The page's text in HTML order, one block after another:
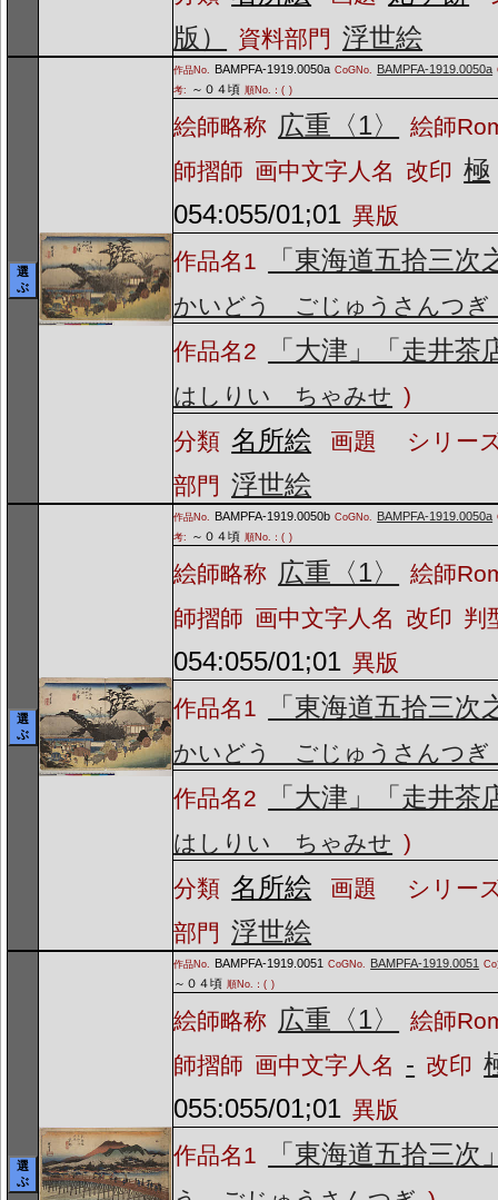
版） 資料部門 浮世絵
選
ぶ
作品No. BAMPFA-1919.0050a CoGNo. BAMPFA-1919.0050a
考:
～０４頃 順No.：( )
絵師略称 広重〈1〉
絵師
師摺師 画中文字人名 改印 極
054:055/01;01 異版
作品名1
「東海道五拾三次
かいどう ごじゅうさんつ
作品名2
「大津」「走井茶
はしりい ちゃみせ )
分類 名所絵 画題
シリー
部門 浮世絵
選
ぶ
作品No. BAMPFA-1919.0050b CoGNo. BAMPFA-1919.0050a
考:
～０４頃 順No.：( )
絵師略称 広重〈1〉
絵師
師摺師 画中文字人名 改印 判
054:055/01;01 異版
作品名1
「東海道五拾三次
かいどう ごじゅうさんつ
作品名2
「大津」「走井茶
はしりい ちゃみせ )
分類 名所絵 画題
シリー
部門 浮世絵
選
ぶ
作品No. BAMPFA-1919.0051 CoGNo. BAMPFA-1919.0051
～０４頃 順No.：( )
絵師略称 広重〈1〉
絵師
師摺師 画中文字人名 - 改印
055:055/01;01 異版
作品名1
「東海道五拾三次